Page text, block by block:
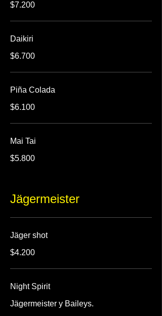
$7.200
Daikiri
$6.700
Piña Colada
$6.100
Mai Tai
$5.800
Jägermeister
Jäger shot
$4.200
Night Spirit
Jägermeister y Baileys.